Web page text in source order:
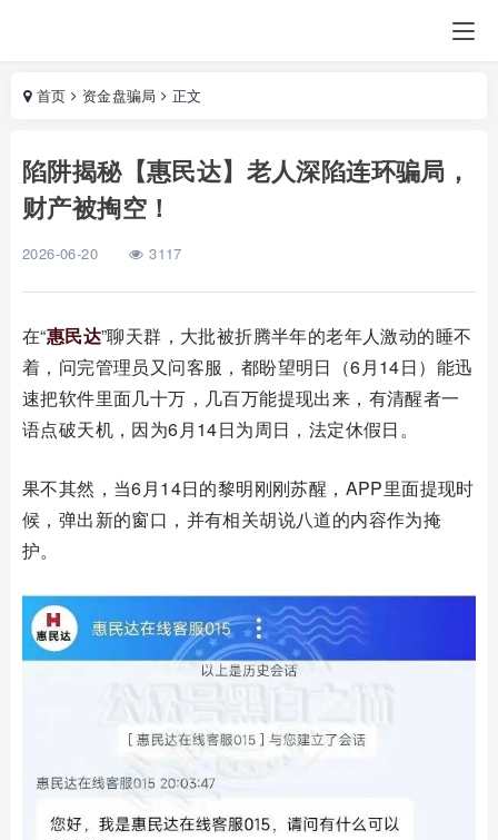
首页 资金盘骗局 正文
陷阱揭秘【惠民达】老人深陷连环骗局，
财产被掏空！
2026-06-20 3117
在“惠民达”聊天群，大批被折腾半年的老年人激动的睡不
着，问完管理员又问客服，都盼望明日（6月14日）能迅
速把软件里面几十万，几百万能提现出来，有清醒者一
语点破天机，因为6月14日为周日，法定休假日。
果不其然，当6月14日的黎明刚刚苏醒， APP里面提现时
候，弹出新的窗口，并有相关胡说八道的内容作为掩
护。